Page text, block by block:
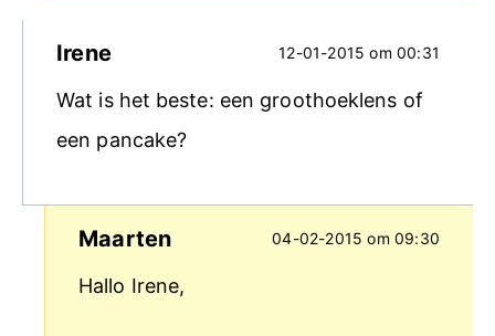
Irene 12-01-2015 om 00:31
Wat is het beste: een groothoeklens of
een pancake?
Maarten 04-02-2015 om 09:30
Hallo Irene,